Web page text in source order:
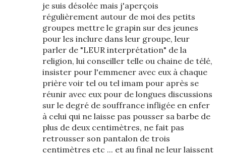
je suis désolée mais j'aperçois
régulièrement autour de moi des petits
groupes mettre le grapin sur des jeunes
pour les inclure dans leur groupe, leur
parler de "LEUR interprétation" de la
religion, lui conseiller telle ou chaine de télé,
insister pour l'emmener avec eux à chaque
prière voir tel ou tel imam pour après se
réunir avec eux pour de longues discussions
sur le degré de souffrance infligée en enfer
à celui qui ne laisse pas pousser sa barbe de
plus de deux centimètres, ne fait pas
retrousser son pantalon de trois
centimètres etc ... et au final ne leur laissent